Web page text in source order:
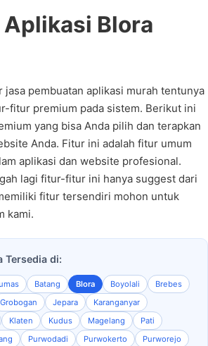
Blora
jasa pembuatan aplikasi murah tentunya
fitur premium pada sistem. Berikut ini
yang bisa Anda pilih dan terapkan
Anda. Fitur ini adalah fitur umum
aplikasi dan website profesional.
lagi fitur-fitur ini hanya suggest dari
fitur tersendiri mohon untuk
kami.
Tersedia di:
Batang Blora Boyolali
Brebes
Grobogan Jepara
Karanganyar
Klaten Kudus Magelang
Pati
Purwodadi Purwokerto
Purworejo